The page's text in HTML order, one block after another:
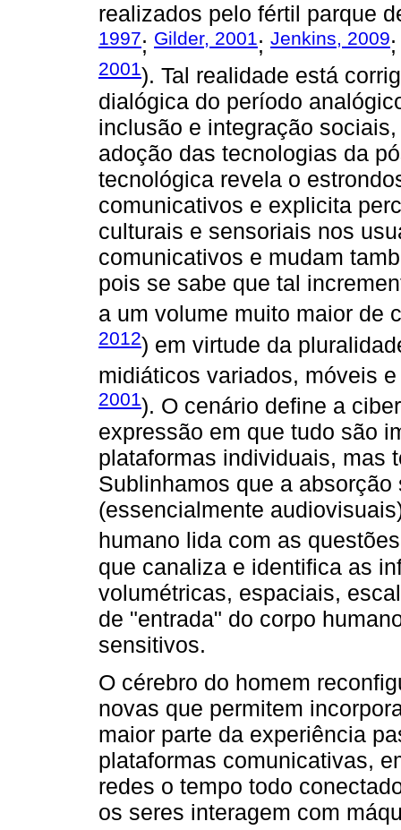
realizados pelo fértil parque
1997; Gilder, 2001 ; Jenkins, 2009
2001). Tal realidade está
dialógica do período
inclusão e integração
adoção das tecnologias da
tecnológica revela o
comunicativos e explicita
culturais e sensoriais nos
comunicativos e mudam
pois se sabe que tal
a um volume muito maior de
2012) em virtude da
midiáticos variados, móveis
2001). O cenário define a
expressão em que tudo são
plataformas individuais, mas
Sublinhamos que a
(essencialmente
humano lida com as
que canaliza e identifica as
volumétricas, espaciais,
de "entrada" do corpo
sensitivos.
O cérebro do homem
novas que permitem
maior parte da experiência
plataformas comunicativas,
redes o tempo todo
os seres interagem com